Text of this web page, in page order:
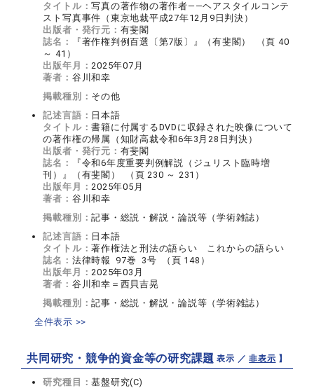
タイトル：写真の著作物の著作者――ヘアスタイルコンテ
スト写真事件（東京地裁平成27年12月9日判決）
出版者・発行元： 有斐閣
誌名：
『著作権判例百選〔第7版〕』（有斐閣） （頁 40
～ 41）
出版年月：2025年07月
著者： 谷川和幸
掲載種別： その他
記述言語： 日本語
タイトル：書籍に付属するDVDに収録された映像について
の著作権の帰属（知財高裁令和6年3月28日判決）
出版者・発行元： 有斐閣
誌名：
『令和6年度重要判例解説（ジュリスト臨時増
刊）』（有斐閣） （頁 230 ～ 231）
出版年月：2025年05月
著者： 谷川和幸
掲載種別：記事・総説・解説・論説等（学術雑誌）
記述言語： 日本語
タイトル：著作権法と刑法の語らい これからの語らい
誌名： 法律時報 97巻 3号 （頁 148）
出版年月：2025年03月
著者： 谷川和幸＝西貝吉晃
掲載種別：記事・総説・解説・論説等（学術雑誌）
全件表示 >>
共同研究・競争的資金等の研究課題【 表示 ／非表示 】
研究種目：基盤研究(C)